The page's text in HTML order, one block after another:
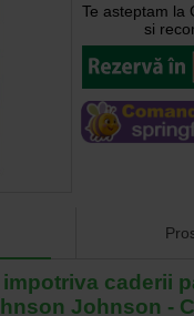
Te asteptam la
si
caderii
Johnson -